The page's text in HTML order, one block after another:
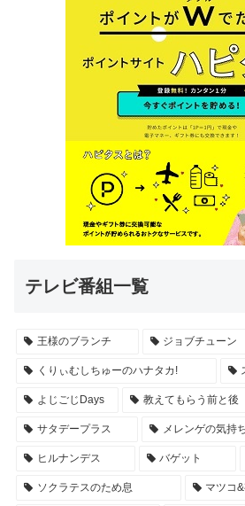
テレビ番組一覧
王様のブランチ ジョブチューン
くりぃむしちゅーのハナタカ!
よじごじDays 教えてもらう前と後
サタデープラス メレンゲの気持
ヒルナンデス バゲット
ソクラテスのため息 マツコ